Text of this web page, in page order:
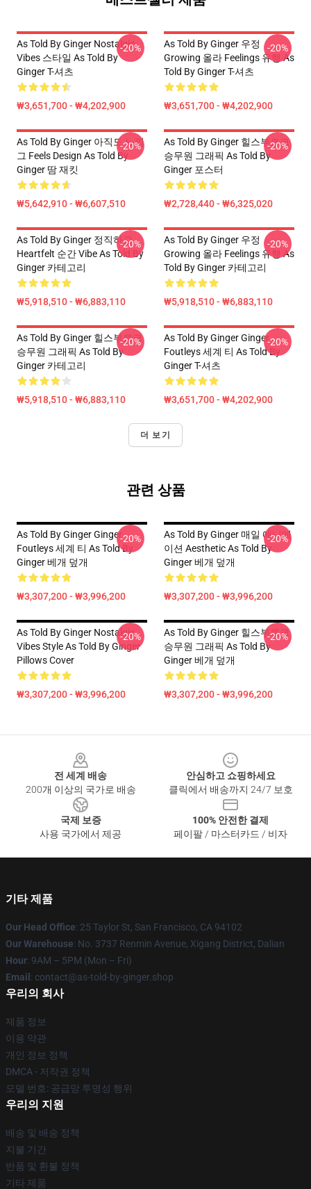
As Told By Ginger Nostalgic
Vibes 스타일 As Told By
Ginger T-셔츠
₩3,651,700 - ₩4,202,900
-20%
As Told By Ginger 우정
Growing 올라 Feelings 유행 As
Told By Ginger T-셔츠
₩3,651,700 - ₩4,202,900
-20%
As Told By Ginger 아직도 느낌
그 Feels Design As Told By
Ginger 땀 재킷
₩5,642,910 - ₩6,607,510
-20%
As Told By Ginger 힐스부르크
승무원 그래픽 As Told By
Ginger 포스터
₩2,728,440 - ₩6,325,020
-20%
As Told By Ginger 정직하고
Heartfelt 순간 Vibe As Told By
Ginger 카테고리
₩5,918,510 - ₩6,883,110
-20%
As Told By Ginger 우정
Growing 올라 Feelings 유행 As
Told By Ginger 카테고리
₩5,918,510 - ₩6,883,110
-20%
As Told By Ginger 힐스부르크
승무원 그래픽 As Told By
Ginger 카테고리
₩5,918,510 - ₩6,883,110
-20%
As Told By Ginger Ginger
Foutleys 세계 티 As Told By
Ginger T-셔츠
₩3,651,700 - ₩4,202,900
-20%
더 보기
관련 상품
As Told By Ginger Ginger
Foutleys 세계 티 As Told By
Ginger 베개 덮개
₩3,307,200 - ₩3,996,200
-20%
As Told By Ginger 매일 애니메
이션 Aesthetic As Told By
Ginger 베개 덮개
₩3,307,200 - ₩3,996,200
-20%
As Told By Ginger Nostalgic
Vibes Style As Told By Ginger
Pillows Cover
₩3,307,200 - ₩3,996,200
-20%
As Told By Ginger 힐스부르크
승무원 그래픽 As Told By
Ginger 베개 덮개
₩3,307,200 - ₩3,996,200
-20%
전 세계 배송
200개 이상의 국가로 배송
안심하고 쇼핑하세요
클릭에서 배송까지 24/7 보호
국제 보증
사용 국가에서 제공
100% 안전한 결제
페이팔 / 마스터카드 / 비자
기타 제품
Our Head Office: 25 Taylor St, San Francisco, CA 94102
Our Warehouse: No. 3737 Renmin Avenue, Xigang District, Dalian
Hour: 9AM – 5PM (Mon – Fri)
Email : contact@as-told-by-ginger.shop
우리의 회사
제품 정보
이용 약관
개인 정보 정책
DMCA - 저작권 정책
모델 번호: 공급망 투명성 행위
우리의 지원
배송 및 배송 정책
지불 기간
반품 및 환불 정책
기타 제품